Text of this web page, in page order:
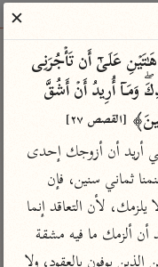
الشرعي
مصاحف معاجم
معاصرة
الميسر
✕
[القصص ٢٧]